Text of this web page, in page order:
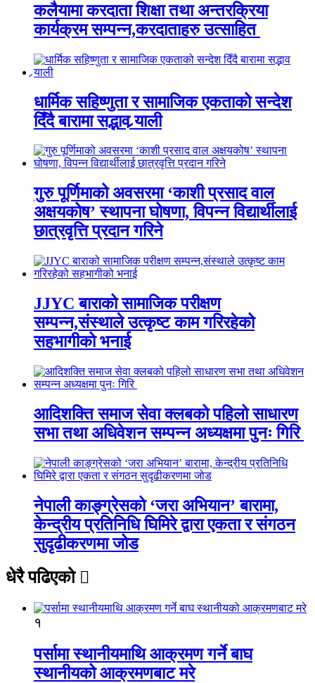
कलैयामा करदाता शिक्षा तथा अन्तरक्रिया
कार्यक्रम सम्पन्न,करदाताहरु उत्साहित
धार्मिक सहिष्णुता र सामाजिक एकताको सन्देश
दिँदै बारामा सद्भाव र्‍याली
गुरु पूर्णिमाको अवसरमा ‘काशी प्रसाद वाल
अक्षयकोष’ स्थापना घोषणा, विपन्न विद्यार्थीलाई
छात्रवृत्ति प्रदान गरिने
JJYC बाराको सामाजिक परीक्षण
सम्पन्न,संस्थाले उत्कृष्ट काम गरिरहेको
सहभागीको भनाई
आदिशक्ति समाज सेवा क्लबको पहिलो साधारण
सभा तथा अधिवेशन सम्पन्न अध्यक्षमा पुनः गिरि
नेपाली काङ्ग्रेसको ‘जरा अभियान’ बारामा,
केन्द्रीय प्रतिनिधि घिमिरे द्वारा एकता र संगठन
सुदृढीकरणमा जोड
धेरै पढिएको
१
पर्सामा स्थानीयमाथि आक्रमण गर्ने बाघ
स्थानीयको आक्रमणबाट मरे